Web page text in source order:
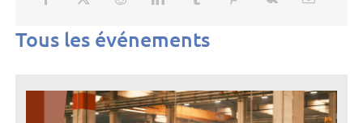
Tous les événements